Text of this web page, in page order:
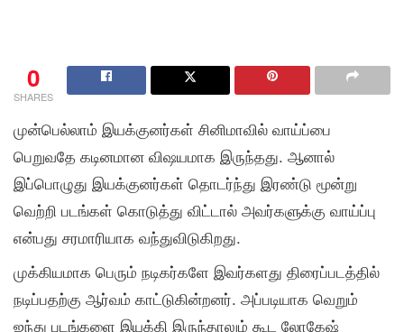
0
SHARES
முன்பெல்லாம் இயக்குனர்கள் சினிமாவில் வாய்ப்பை
பெறுவதே கடினமான விஷயமாக இருந்தது. ஆனால்
இப்பொழுது இயக்குனர்கள் தொடர்ந்து இரண்டு மூன்று
வெற்றி படங்கள் கொடுத்து விட்டால் அவர்களுக்கு வாய்ப்பு
என்பது சரமாரியாக வந்துவிடுகிறது.
முக்கியமாக பெரும் நடிகர்களே இவர்களது திரைப்படத்தில்
நடிப்பதற்கு ஆர்வம் காட்டுகின்றனர். அப்படியாக வெறும்
ஐந்து படங்களை இயக்கி இருந்தாலும் கூட லோகேஷ்